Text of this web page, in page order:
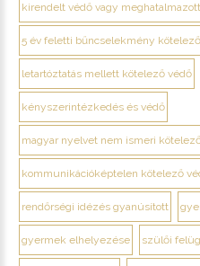
kirendelt védő vagy
5 év feletti bűncselekmény
letartóztatás mellett kötelező védő
kényszerintézkedés és védő
magyar nyelvet nem ismeri
kommunikációképtelen kötelező
rendőrségi idézés gyanúsított
gyermek elhelyezése szülői